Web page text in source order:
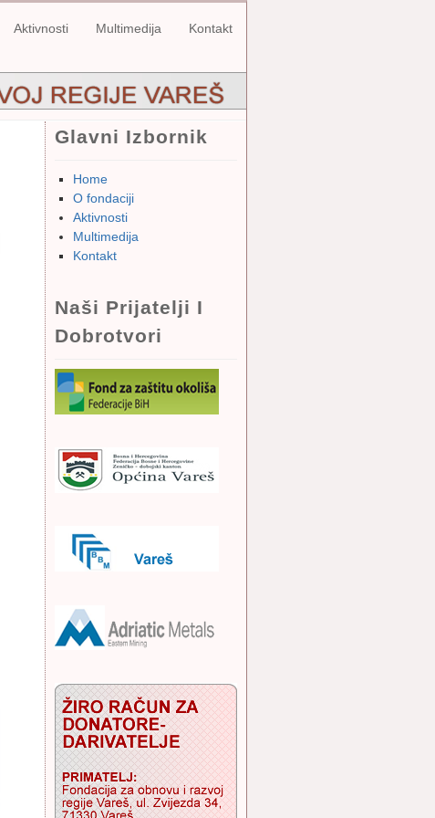
Aktivnosti Multimedija Kontakt
Glavni Izbornik
Home
O fondaciji
Aktivnosti
Multimedija
Kontakt
Naši Prijatelji I
Dobrotvori